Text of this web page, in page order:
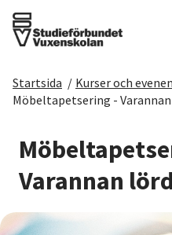
Det här gör vi
För dig som
Sök kurser och
Startsida / Kurser och
Möbeltapetsering -
Varannan